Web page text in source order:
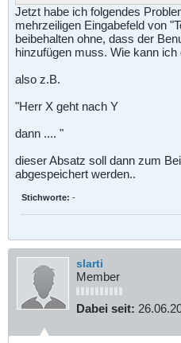
Jetzt habe ich folgendes
mehrzeiligen Eingabefeld von
beibehalten ohne, dass der
hinzufügen muss. Wie kann ich
also z.B.
"Herr X geht nach Y
dann .... "
dieser Absatz soll dann zum
abgespeichert werden..
Stichworte: -
slarti
Member
Dabei seit: